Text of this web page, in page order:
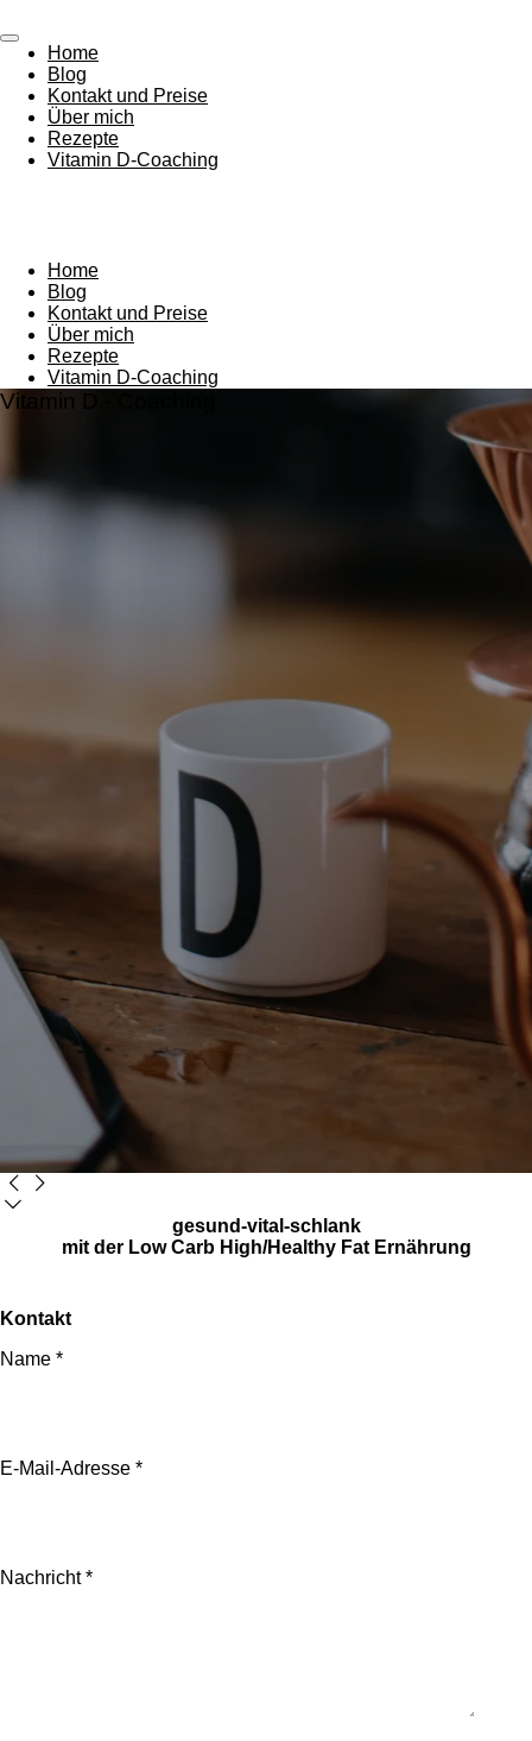
Hauptinhalt
springen
Home
Blog
Kontakt und Preise
Über mich
Rezepte
Vitamin D-Coaching
Home
Blog
Kontakt und Preise
Über mich
Rezepte
Vitamin D-Coaching
Vitamin D - Coaching
gesund-vital-schlank
mit der Low Carb High/Healthy Fat Ernährung
Kontakt
Name *
E-Mail-Adresse *
Nachricht *